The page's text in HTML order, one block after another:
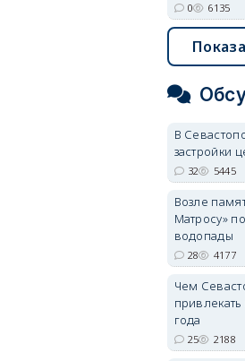
0 6135
В
застройки
32 5445
Возле
Матросу»
водопады
28 4177
Чем
года
25 2188